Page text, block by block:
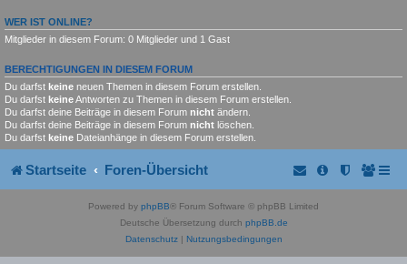
WER IST ONLINE?
Mitglieder in diesem Forum: 0 Mitglieder und 1 Gast
BERECHTIGUNGEN IN DIESEM FORUM
Du darfst keine neuen Themen in diesem Forum erstellen.
Du darfst keineAntworten zu Themen in diesem Forum erstellen.
Du darfst deine Beiträge in diesem Forum nicht ändern.
Du darfst deine Beiträge in diesem Forum nicht löschen.
Du darfst keine Dateianhänge in diesem Forum erstellen.
Startseite Foren-Übersicht
Powered by phpBB® Forum Software © phpBB Limited
Deutsche Übersetzung durch phpBB.de
Datenschutz| Nutzungsbedingungen